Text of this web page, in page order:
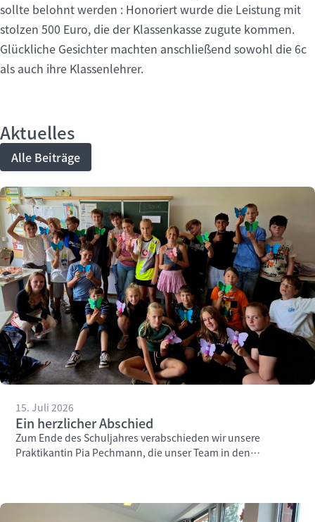
sollte belohnt werden : Honoriert wurde die Leistung mit
stolzen 500 Euro, die der Klassenkasse zugute kommen.
Glückliche Gesichter machten anschließend sowohl die 6c
als auch ihre Klassenlehrer.
Aktuelles
Alle Beiträge
15. Juli 2026
Ein herzlicher Abschied
Zum Ende des Schuljahres verabschieden wir unsere
Praktikantin Pia Pechmann, die unser Team in den